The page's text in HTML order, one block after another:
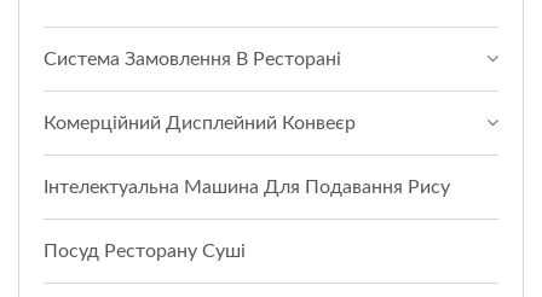
Система Замовлення В Ресторані
Комерційний Дисплейний Конвеєр
Інтелектуальна Машина Для Подавання Рису
Посуд Ресторану Суші